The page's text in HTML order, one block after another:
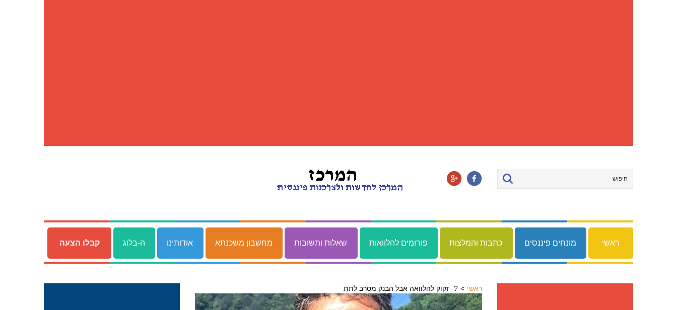
ראשי מונחים פיננסים כתבות והמלצות פורומים להלוואות שאלות ותשובות מחשבון משכנתא אודותינו ה-בלוג קבלו הצעה
ראשי זקוק להלוואה אבל הבנק מסרב לתת?